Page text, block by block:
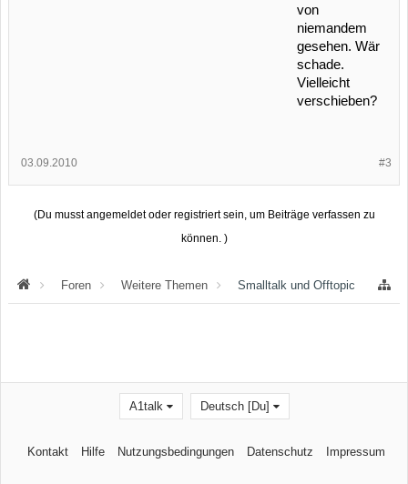
von
niemandem
gesehen. Wär
schade.
Vielleicht
verschieben?
#3
03.09.2010
(Du musst angemeldet oder registriert sein, um Beiträge verfassen zu
können. )
Foren Weitere Themen Smalltalk und Offtopic
A1talk Deutsch [Du]
Kontakt Hilfe Nutzungsbedingungen Datenschutz Impressum